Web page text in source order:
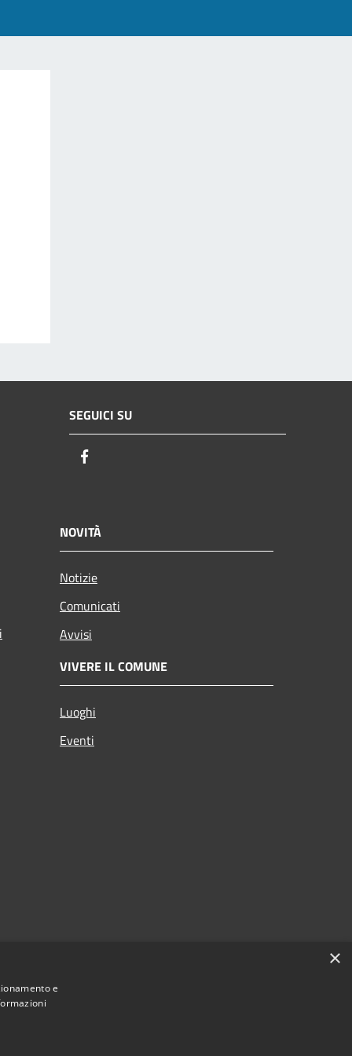
SEGUICI SU
NOVITÀ
Notizie
Comunicati
Avvisi
VIVERE IL COMUNE
Luoghi
Eventi
×
e